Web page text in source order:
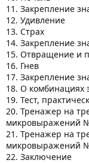
11. Закрепление
12. Удивление
13. Страх
14. Закрепление
15. Отвращение и
16. Гнев
17. Закрепление
18. О комбинациях
19. Тест,
20. Тренажер на
микровыражений
21. Тренажер на
микровыражений
22. Заключение